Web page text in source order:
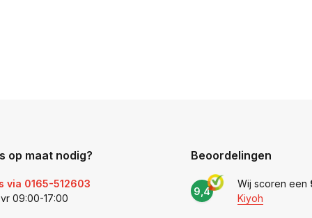
op maat nodig?
via 0165-512603
09:00-17:00
Beoordelingen
9,4
Wij scoren een
Kiyoh